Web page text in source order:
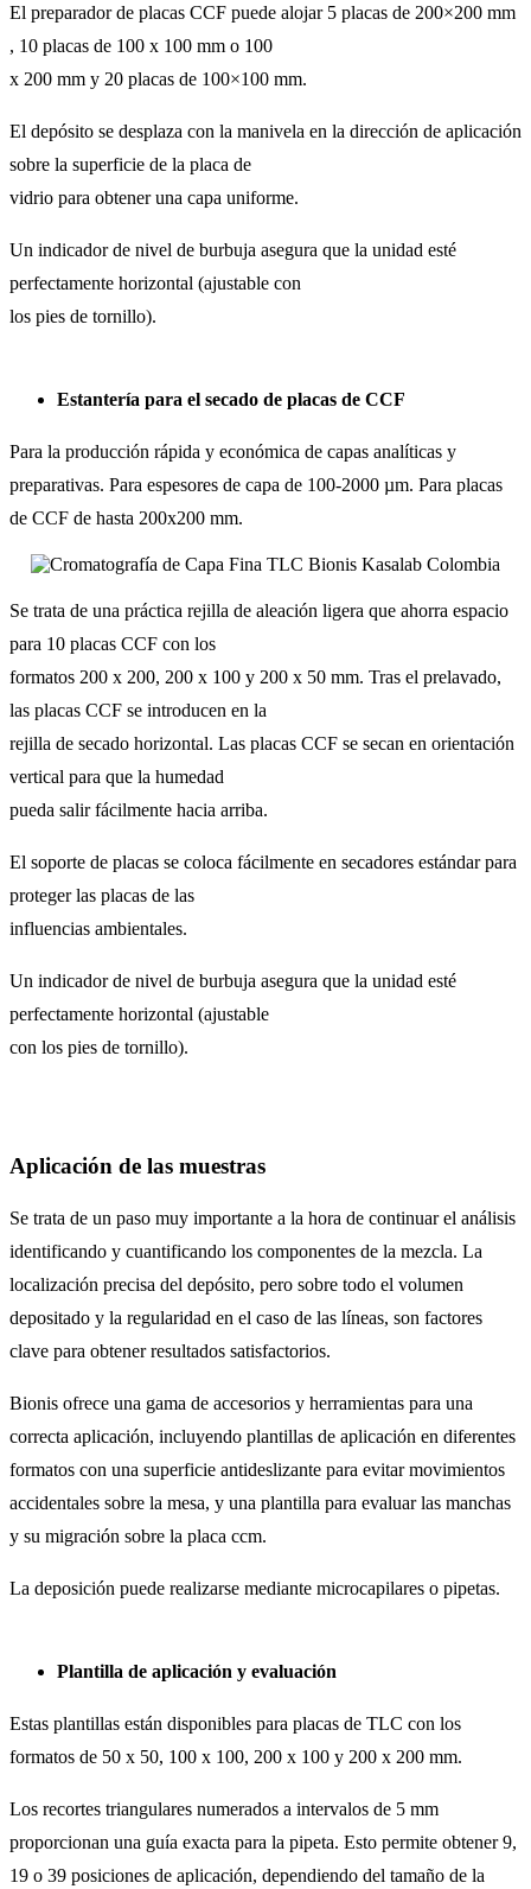
El preparador de placas CCF puede alojar 5 placas de 200×200 mm
, 10 placas de 100 x 100 mm o 100
x 200 mm y 20 placas de 100×100 mm.
El depósito se desplaza con la manivela en la dirección de aplicación
sobre la superficie de la placa de
vidrio para obtener una capa uniforme.
Un indicador de nivel de burbuja asegura que la unidad esté
perfectamente horizontal (ajustable con
los pies de tornillo).
Estantería para el secado de placas de CCF
Para la producción rápida y económica de capas analíticas y
preparativas. Para espesores de capa de 100-2000 µm. Para placas
de CCF de hasta 200x200 mm.
Se trata de una práctica rejilla de aleación ligera que ahorra espacio
para 10 placas CCF con los
formatos 200 x 200, 200 x 100 y 200 x 50 mm. Tras el prelavado,
las placas CCF se introducen en la
rejilla de secado horizontal. Las placas CCF se secan en orientación
vertical para que la humedad
pueda salir fácilmente hacia arriba.
El soporte de placas se coloca fácilmente en secadores estándar para
proteger las placas de las
influencias ambientales.
Un indicador de nivel de burbuja asegura que la unidad esté
perfectamente horizontal (ajustable
con los pies de tornillo).
Aplicación de las muestras
Se trata de un paso muy importante a la hora de continuar el análisis
identificando y cuantificando los componentes de la mezcla. La
localización precisa del depósito, pero sobre todo el volumen
depositado y la regularidad en el caso de las líneas, son factores
clave para obtener resultados satisfactorios.
Bionis ofrece una gama de accesorios y herramientas para una
correcta aplicación, incluyendo plantillas de aplicación en diferentes
formatos con una superficie antideslizante para evitar movimientos
accidentales sobre la mesa, y una plantilla para evaluar las manchas
y su migración sobre la placa ccm.
La deposición puede realizarse mediante microcapilares o pipetas.
Plantilla de aplicación y evaluación
Estas plantillas están disponibles para placas de TLC con los
formatos de 50 x 50, 100 x 100, 200 x 100 y 200 x 200 mm.
Los recortes triangulares numerados a intervalos de 5 mm
proporcionan una guía exacta para la pipeta. Esto permite obtener 9,
19 o 39 posiciones de aplicación, dependiendo del tamaño de la